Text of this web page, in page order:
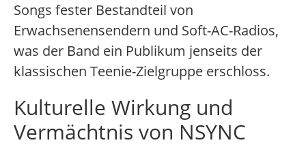
Songs fester Bestandteil von
Erwachsenensendern und Soft-AC-Radios,
was der Band ein Publikum jenseits der
klassischen Teenie-Zielgruppe erschloss.
Kulturelle Wirkung und
Vermächtnis von NSYNC